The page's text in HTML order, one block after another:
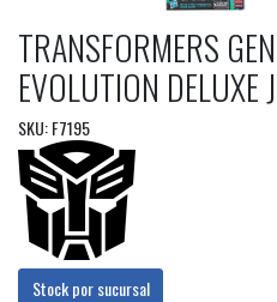
TRANSFORMERS
EVOLUTION DELUXE
SKU: F7195
Stock por sucursal